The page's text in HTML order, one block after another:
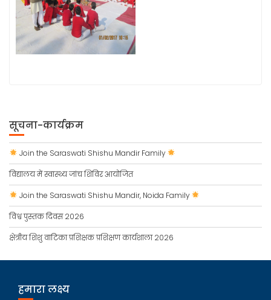
सूचना-कार्यक्रम
Join the Saraswati Shishu Mandir Family
विद्यालय में स्वास्थ्य जांच शिविर आयोजित
Join the Saraswati Shishu Mandir, Noida Family
विश्व पुस्तक दिवस 2026
क्षेत्रीय शिशु वाटिका प्रशिक्षक प्रशिक्षण कार्यशाला 2026
हमारा लक्ष्य